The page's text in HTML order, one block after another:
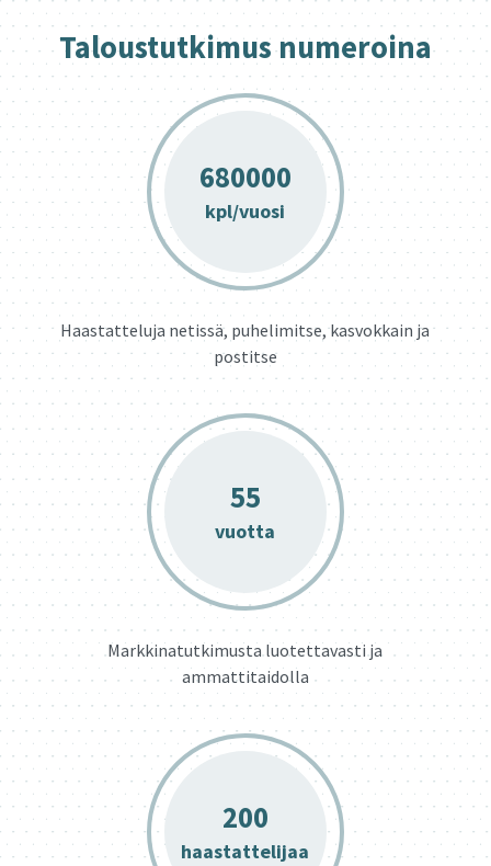
Ta­lous­tut­ki­mus nu­me­roi­na
680000
kpl/vuosi
Haastatteluja netissä, puhelimitse, kasvokkain ja
postitse
55
vuotta
Markkinatutkimusta luotettavasti ja
ammattitaidolla
200
haastattelijaa